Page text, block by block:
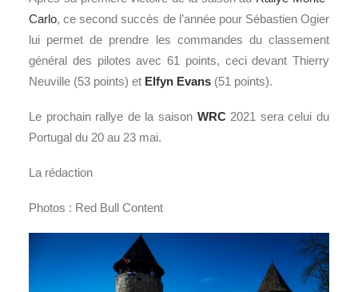
Carlo, ce second succès de l’année pour Sébastien Ogier
lui permet de prendre les commandes du classement
général des pilotes avec 61 points, ceci devant Thierry
Neuville (53 points) et Elfyn Evans (51 points).
Le prochain rallye de la saison WRC2021 sera celui du
Portugal du 20 au 23 mai.
La rédaction
Photos : Red Bull Content